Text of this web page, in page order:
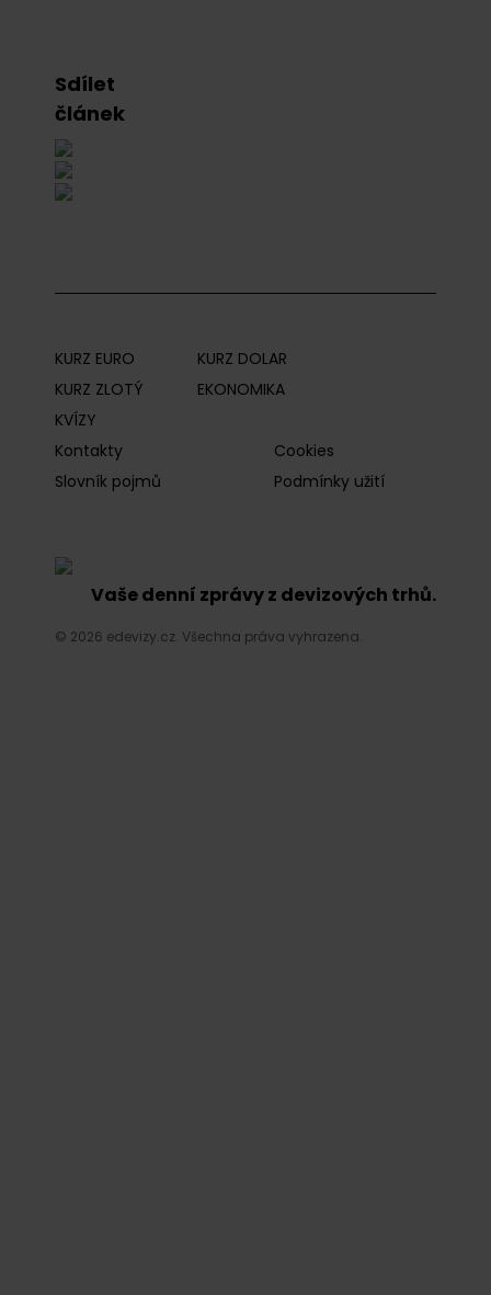
Sdílet
článek
KURZ EURO
KURZ DOLAR
KURZ ZLOTÝ
EKONOMIKA
KVÍZY
Kontakty
Cookies
Slovník pojmů
Podmínky užití
Vaše denní zprávy z devizových trhů.
© 2026 edevizy.cz. Všechna práva vyhrazena.